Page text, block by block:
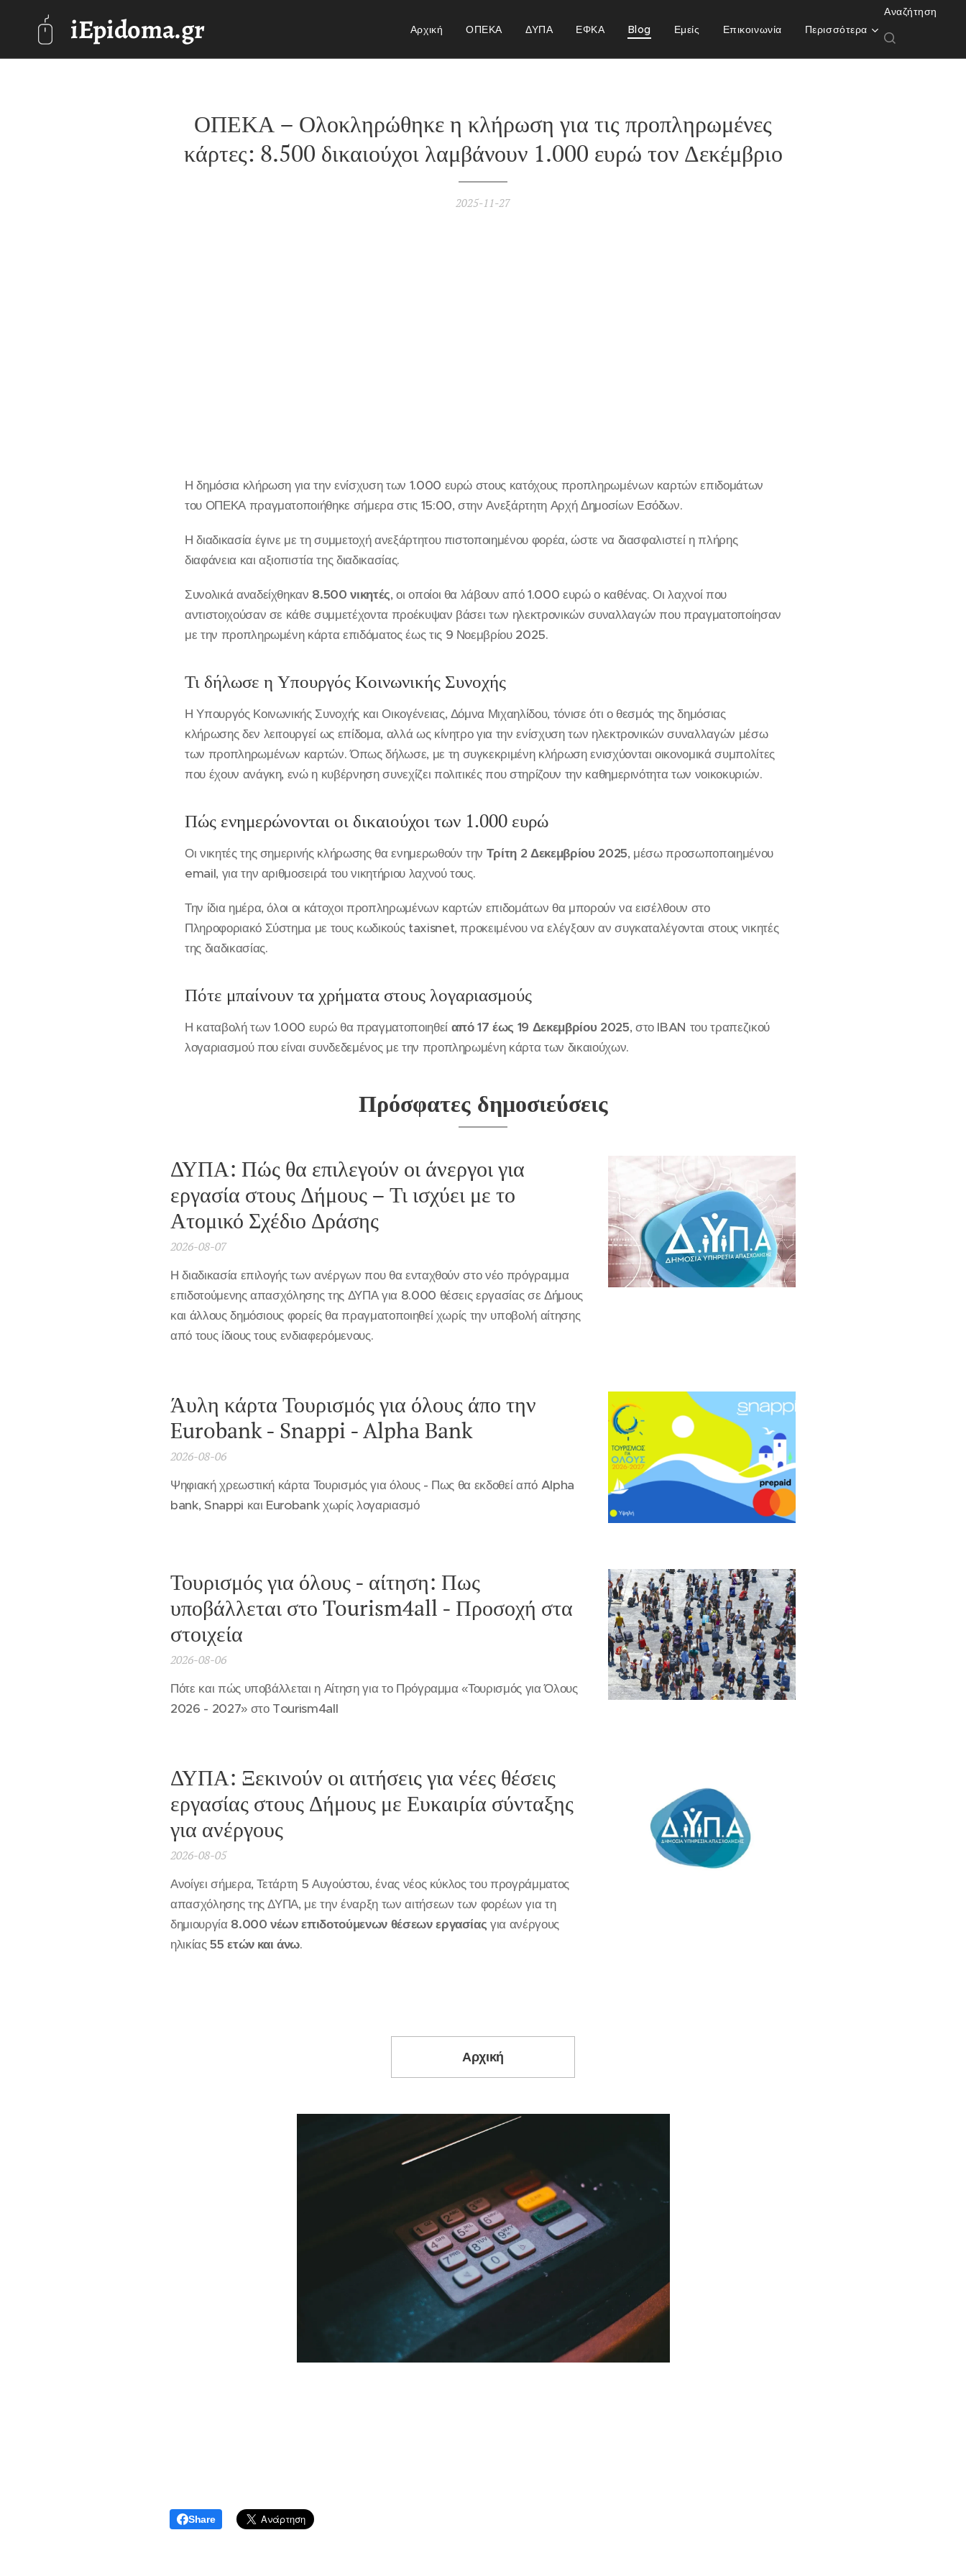
iEpidoma.gr Αρχική ΟΠΕΚΑ ΔΥΠΑ ΕΦΚΑ Blog Εμείς Επικοινωνία Περισσότερα
Αναζήτηση
ΟΠΕΚΑ – Ολοκληρώθηκε η κλήρωση για τις προπληρωμένες
κάρτες: 8.500 δικαιούχοι λαμβάνουν 1.000 ευρώ τον Δεκέμβριο
2025-11-27
Η δημόσια κλήρωση για την ενίσχυση των 1.000 ευρώ στους κατόχους προπληρωμένων καρτών επιδομάτων
του ΟΠΕΚΑ πραγματοποιήθηκε σήμερα στις 15:00, στην Ανεξάρτητη Αρχή Δημοσίων Εσόδων.
Η διαδικασία έγινε με τη συμμετοχή ανεξάρτητου πιστοποιημένου φορέα, ώστε να διασφαλιστεί η πλήρης
διαφάνεια και αξιοπιστία της διαδικασίας.
Συνολικά αναδείχθηκαν 8.500 νικητές, οι οποίοι θα λάβουν από 1.000 ευρώ ο καθένας. Οι λαχνοί που
αντιστοιχούσαν σε κάθε συμμετέχοντα προέκυψαν βάσει των ηλεκτρονικών συναλλαγών που πραγματοποίησαν
με την προπληρωμένη κάρτα επιδόματος έως τις 9 Νοεμβρίου 2025.
Τι δήλωσε η Υπουργός Κοινωνικής Συνοχής
Η Υπουργός Κοινωνικής Συνοχής και Οικογένειας, Δόμνα Μιχαηλίδου, τόνισε ότι ο θεσμός της δημόσιας
κλήρωσης δεν λειτουργεί ως επίδομα, αλλά ως κίνητρο για την ενίσχυση των ηλεκτρονικών συναλλαγών μέσω
των προπληρωμένων καρτών. Όπως δήλωσε, με τη συγκεκριμένη κλήρωση ενισχύονται οικονομικά συμπολίτες
που έχουν ανάγκη, ενώ η κυβέρνηση συνεχίζει πολιτικές που στηρίζουν την καθημερινότητα των νοικοκυριών.
Πώς ενημερώνονται οι δικαιούχοι των 1.000 ευρώ
Οι νικητές της σημερινής κλήρωσης θα ενημερωθούν την Τρίτη 2 Δεκεμβρίου 2025, μέσω προσωποποιημένου
email, για την αριθμοσειρά του νικητήριου λαχνού τους.
Την ίδια ημέρα, όλοι οι κάτοχοι προπληρωμένων καρτών επιδομάτων θα μπορούν να εισέλθουν στο
Πληροφοριακό Σύστημα με τους κωδικούς taxisnet, προκειμένου να ελέγξουν αν συγκαταλέγονται στους νικητές
της διαδικασίας.
Πότε μπαίνουν τα χρήματα στους λογαριασμούς
Η καταβολή των 1.000 ευρώ θα πραγματοποιηθεί από 17 έως 19 Δεκεμβρίου 2025, στο IBAN του τραπεζικού
λογαριασμού που είναι συνδεδεμένος με την προπληρωμένη κάρτα των δικαιούχων.
Πρόσφατες δημοσιεύσεις
ΔΥΠΑ: Πώς θα επιλεγούν οι άνεργοι για
εργασία στους Δήμους – Τι ισχύει με το
Ατομικό Σχέδιο Δράσης
2026-08-07
Η διαδικασία επιλογής των ανέργων που θα ενταχθούν στο νέο πρόγραμμα
επιδοτούμενης απασχόλησης της ΔΥΠΑ για 8.000 θέσεις εργασίας σε Δήμους
και άλλους δημόσιους φορείς θα πραγματοποιηθεί χωρίς την υποβολή αίτησης
από τους ίδιους τους ενδιαφερόμενους.
Άυλη κάρτα Τουρισμός για όλους άπο την
Eurobank - Snappi - Alpha Bank
2026-08-06
Ψηφιακή χρεωστική κάρτα Τουρισμός για όλους - Πως θα εκδοθεί από Alpha
bank, Snappi και Eurobank χωρίς λογαριασμό
Τουρισμός για όλους - αίτηση: Πως
υποβάλλεται στο Tourism4all - Προσοχή στα
στοιχεία
2026-08-06
Πότε και πώς υποβάλλεται η Αίτηση για το Πρόγραμμα «Τουρισμός για Όλους
2026 - 2027» στο Tourism4all
ΔΥΠΑ: Ξεκινούν οι αιτήσεις για νέες θέσεις
εργασίας στους Δήμους με Ευκαιρία σύνταξης
για ανέργους
2026-08-05
Ανοίγει σήμερα, Τετάρτη 5 Αυγούστου, ένας νέος κύκλος του προγράμματος
απασχόλησης της ΔΥΠΑ, με την έναρξη των αιτήσεων των φορέων για τη
δημιουργία 8.000 νέων επιδοτούμενων θέσεων εργασίας για ανέργους
ηλικίας55 ετών και άνω.
Αρχική
Share